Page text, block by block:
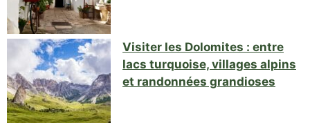
Visiter les Dolomites : entre
lacs turquoise, villages alpins
et randonnées grandioses